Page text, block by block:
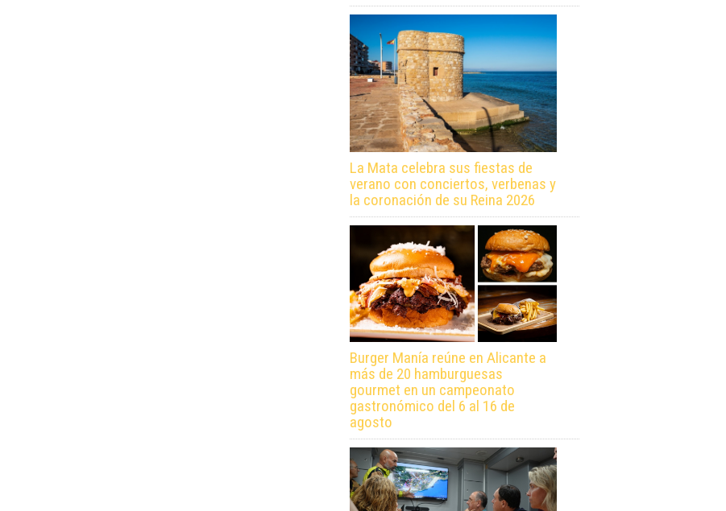
La Mata celebra sus fiestas de
verano con conciertos, verbenas y
la coronación de su Reina 2026
Burger Manía reúne en Alicante a
más de 20 hamburguesas
gourmet en un campeonato
gastronómico del 6 al 16 de
agosto